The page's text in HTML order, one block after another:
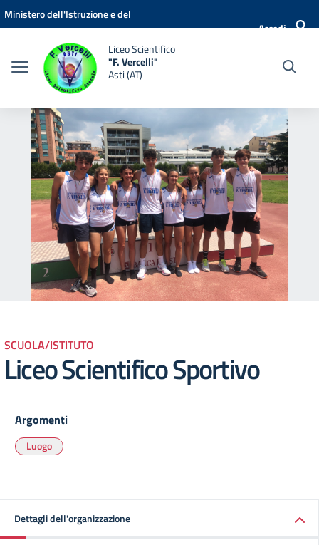
Vai ai contenuti
Vai al menu di navigazione
Vai al footer
Ministero dell'Istruzione e del
Accedi
Liceo Scientifico
"F. Vercelli"
Asti (AT)
SCUOLA/ISTITUTO
Liceo Scientifico Sportivo
Argomenti
Luogo
Dettagli dell'organizzazione